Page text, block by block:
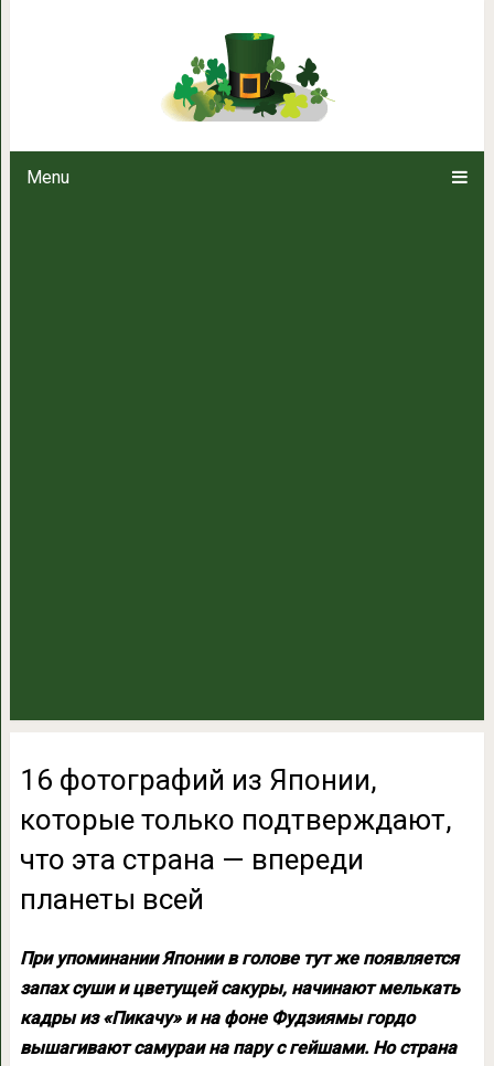
Menu
16 фотографий из Японии,
эта страна —
16 фотографий из Японии,
которые только подтверждают,
что эта страна — впереди
планеты всей
При упоминании Японии в голове тут же появляется
запах суши и цветущей сакуры, начинают мелькать
кадры из «Пикачу» и на фоне Фудзиямы гордо
вышагивают самураи на пару с гейшами. Но страна